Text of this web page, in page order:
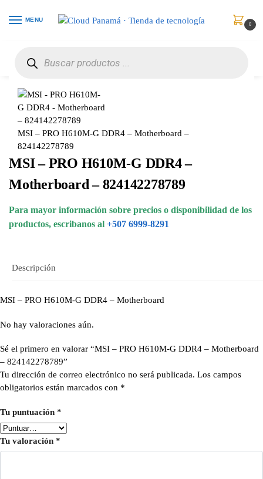
MENU
0
MSI – PRO H610M-G DDR4 – Motherboard –
824142278789
MSI – PRO H610M-G DDR4 –
Motherboard – 824142278789
Para mayor información sobre precios o disponibilidad de los
productos, escribanos al +507 6999-8291
Descripción
MSI – PRO H610M-G DDR4 – Motherboard
No hay valoraciones aún.
Sé el primero en valorar “MSI – PRO H610M-G DDR4 – Motherboard
– 824142278789”
Tu dirección de correo electrónico no será publicada. Los campos
obligatorios están marcados con *
Tu puntuación *
Tu valoración *